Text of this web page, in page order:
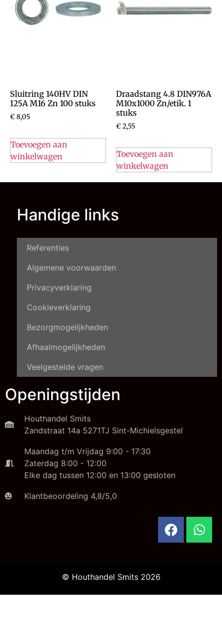
Sluitring 140HV DIN
125A M16 Zn 100 stuks
€8,05
Toevoegen aan
winkelwagen
Draadstang 4.8 DIN976A
M10x1000 Zn/etik. 1
stuks
€2,55
Toevoegen aan
winkelwagen
Handige links
Referenties
Algemene voorwaarden
Privacyverklaring
Cookieverklaring
Bezorgmogelijkheden
Afhaalmogelijkheden
Veelgestelde vragen
Openingstijden
Houthandel Smits
Zandstraat 14a 5271TJ Sint-Michielsgestel
Maandag t/m Vrijdag 9:00 - 17:30
Zaterdag 8:00 - 12:00
Elke dag tussen 12:00 en 13:00 gesloten
Klantbeoordeling 4,8/5,0
© Houthandel Smits 2026